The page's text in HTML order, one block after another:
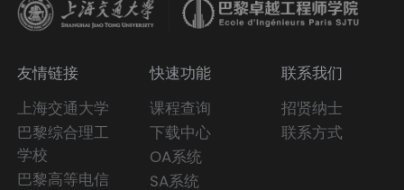
友情链接
上海交通大学
巴黎综合理工
学校
巴黎高等电信
快速功能
课程查询
下载中心
OA系统
SA系统
联系我们
招贤纳士
联系方式